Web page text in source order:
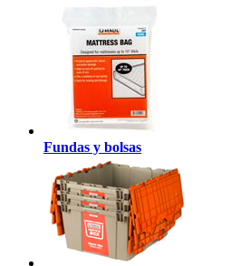
Fundas y bolsas